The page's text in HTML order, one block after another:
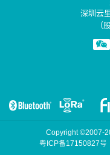
深圳云
（
Copyright ©2007-
粤ICP备17150827号